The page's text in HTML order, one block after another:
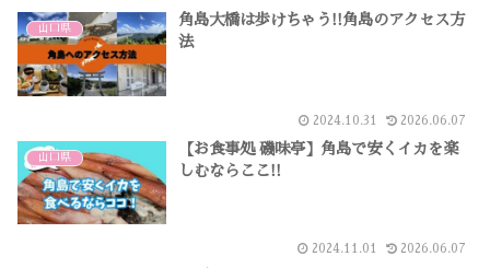
山口県
角島大橋は歩けちゃう!!角島のアクセス方
法
2024.10.31 2026.06.07
山口県
【お食事処 磯味亭】角島で安くイカを楽
しむならここ!!
2024.11.01 2026.06.07